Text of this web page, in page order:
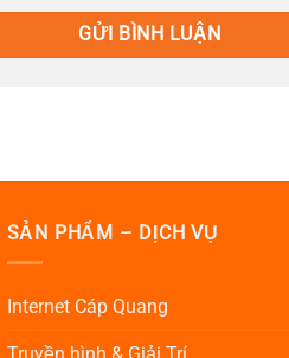
SẢN PHẨM – DỊCH VỤ
Internet Cáp Quang
Truyền hình & Giải Trí